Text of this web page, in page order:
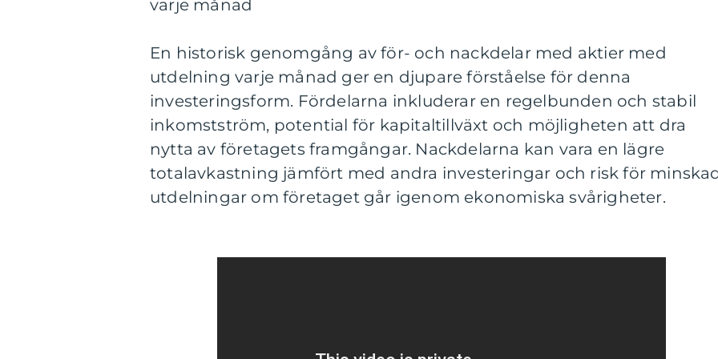
varje månad
En historisk genomgång av för- och nackdelar med aktier med
utdelning varje månad ger en djupare förståelse för denna
investeringsform. Fördelarna inkluderar en regelbunden och stabil
inkomstström, potential för kapitaltillväxt och möjligheten att dra
nytta av företagets framgångar. Nackdelarna kan vara en lägre
totalavkastning jämfört med andra investeringar och risk för
utdelningar om företaget går igenom ekonomiska svårigheter.